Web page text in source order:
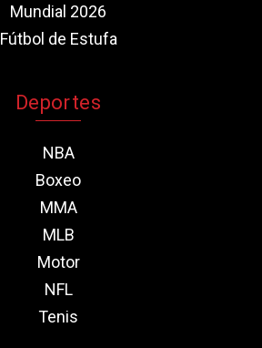
Mundial 2026
Fútbol de Estufa
Deportes
NBA
Boxeo
MMA
MLB
Motor
NFL
Tenis